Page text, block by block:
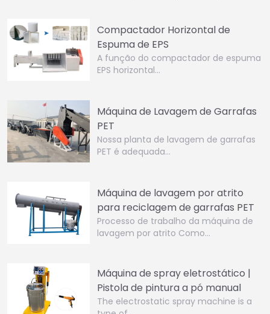
Compactador Horizontal de
Espuma de EPS
A função do compactador de espuma
EPS horizontal...
Máquina de Lavagem de Garrafas
PET
Nossa planta de lavagem de garrafas
PET é adequada…
Máquina de lavagem por atrito
para reciclagem de garrafas PET
Processo de trabalho da máquina de
lavagem por atrito Como…
Máquina de spray eletrostático |
Pistola de pintura a pó manual
The electrostatic spray machine is a